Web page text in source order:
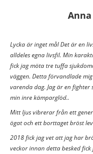
Lycka är inget mål Det är en
alldeles egna livsfil. Min
fick jag möta tre tuffa
väggen. Detta förvandlade
varenda dag. Jag är en
min inre kämparglöd..
Mitt ljus vibrerar från ett
ögat och ett borttaget bröst
2018 fick jag vet att jag har
veckor innan detta besked